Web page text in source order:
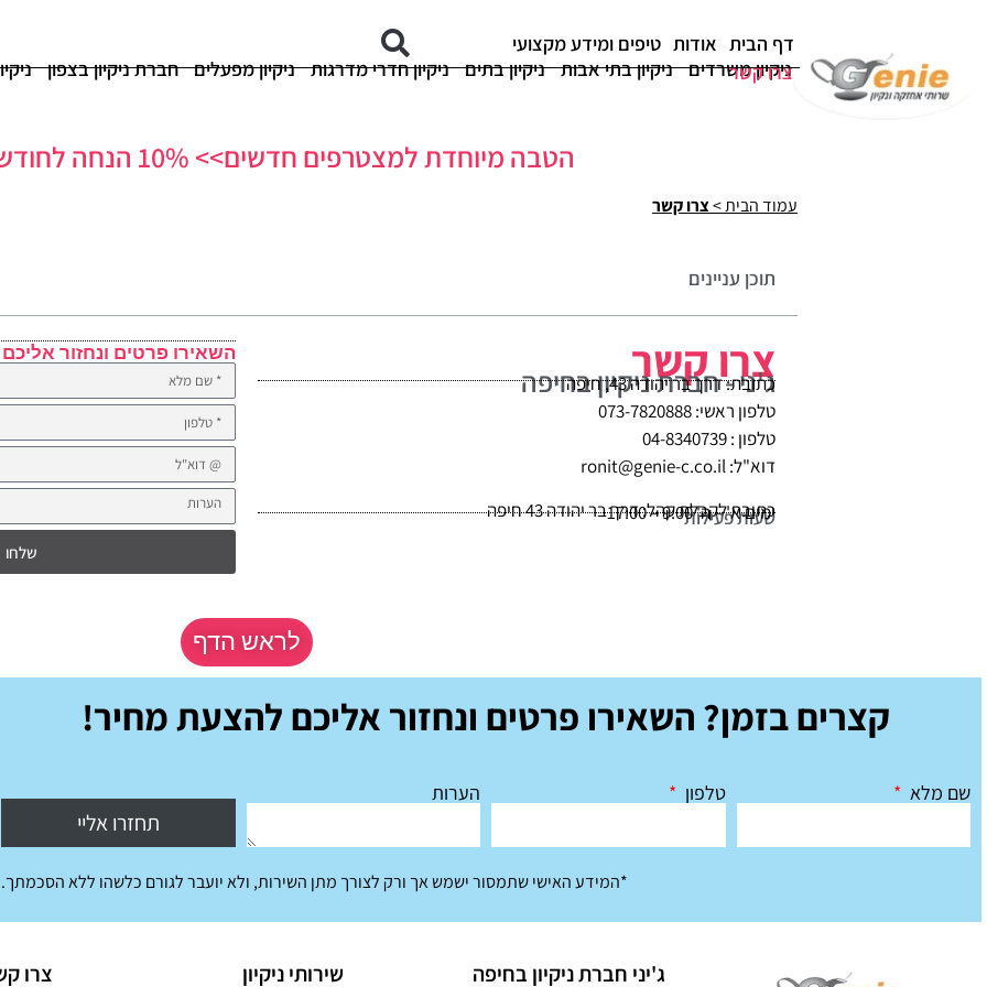
דף הבית אודות טיפים ומידע מקצועי
צרו קשר
ניקיון משרדים ניקיון בתי אבות ניקיון בתים ניקיון חדרי מדרגות ניקיון מפעלים חברת ניקיון בצפון
הטבה מיוחדת למצטרפים חדשים>> 10% הנחה לחודש ראשון!
עמוד הבית>צרו קשר
תוכן עניינים
צרו קשר
ג'ני - חברת ניקיון בחיפה
כתובת: דרך בר יהודה 43, חיפה
טלפון ראשי: 073-7820888
טלפון : 04-8340739
דוא"ל: ronit@genie-c.co.il
כתובת לקבלת קהל: דרך בר יהודה 43 חיפה
שעות פעילות
ימים א' – ה' 9:00 – 17:00
השאירו פרטים ונחזור
שלחו
לראש הדף
קצרים בזמן? השאירו פרטים ונחזור אליכם להצעת מחיר!
שם מלא טלפון הערות
תחזרו אליי
*המידע האישי שתמסור ישמש אך ורק לצורך מתן השירות, ולא יועבר לגורם כלשהו ללא הסכמתך.
ג'יני חברת ניקיון בחיפה שירותי ניקיון צרו